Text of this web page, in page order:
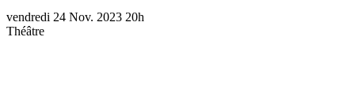
vendredi 24 Nov. 2023 20h
Théâtre